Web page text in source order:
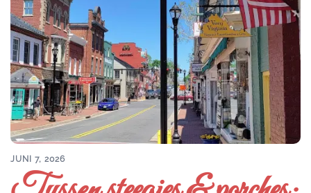
JUNI 7, 2026